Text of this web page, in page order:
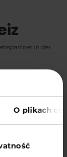
O plikach
in der